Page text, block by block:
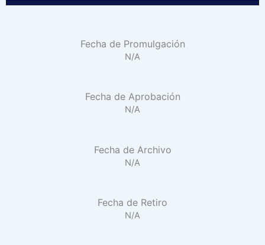
Fecha de Promulgación
N/A
Fecha de Aprobación
N/A
Fecha de Archivo
N/A
Fecha de Retiro
N/A